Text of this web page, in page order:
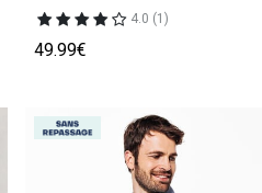
4.0 (1)
49.99€